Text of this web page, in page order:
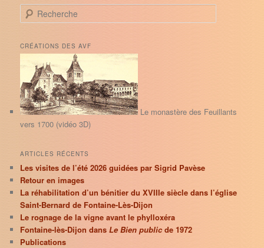
e
h
e
r
h
e
CRÉATIONS DES AVF
Le monastère des Feuillants
vers 1700 (vidéo 3D)
ARTICLES RÉCENTS
Les visites de l’été 2026 guidées par Sigrid Pavèse
Retour en images
La réhabilitation d’un bénitier du XVIIIe siècle dans l’église
Saint-Bernard de Fontaine-Lès-Dijon
Le rognage de la vigne avant le phylloxéra
Fontaine-lès-Dijon dansLe Bien publicde 1972
Publications